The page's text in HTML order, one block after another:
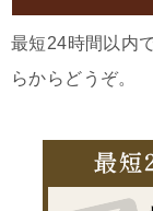
最短24時間以内
らからどうぞ。